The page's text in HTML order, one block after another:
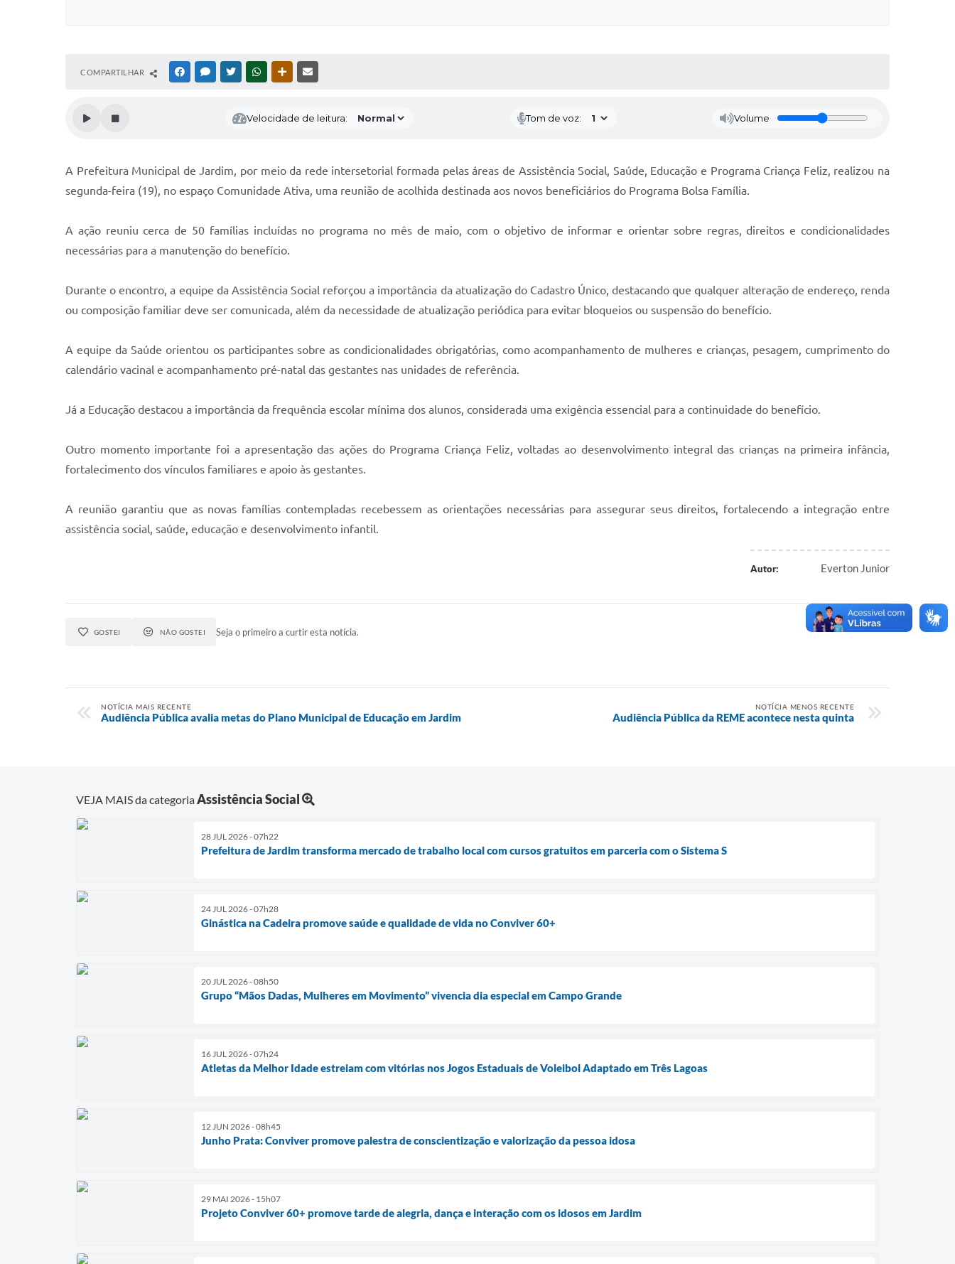
COMPARTILHAR FACEBOOKMESSENGER
TWITTERWHATSAPPOUTRAS MÍDIAS
Velocidade de leitura: Tom de voz: Volume
A Prefeitura Municipal de Jardim, por meio da rede intersetorial formada pelas áreas de Assistência Social, Saúde, Educação e Programa Criança Feliz, realizou na
segunda-feira (19), no espaço Comunidade Ativa, uma reunião de acolhida destinada aos novos beneficiários do Programa Bolsa Família.
A ação reuniu cerca de 50 famílias incluídas no programa no mês de maio, com o objetivo de informar e orientar sobre regras, direitos e condicionalidades
necessárias para a manutenção do benefício.
Durante o encontro, a equipe da Assistência Social reforçou a importância da atualização do Cadastro Único, destacando que qualquer alteração de endereço, renda
ou composição familiar deve ser comunicada, além da necessidade de atualização periódica para evitar bloqueios ou suspensão do benefício.
A equipe da Saúde orientou os participantes sobre as condicionalidades obrigatórias, como acompanhamento de mulheres e crianças, pesagem, cumprimento do
calendário vacinal e acompanhamento pré-natal das gestantes nas unidades de referência.
Já a Educação destacou a importância da frequência escolar mínima dos alunos, considerada uma exigência essencial para a continuidade do benefício.
Outro momento importante foi a apresentação das ações do Programa Criança Feliz, voltadas ao desenvolvimento integral das crianças na primeira infância,
fortalecimento dos vínculos familiares e apoio às gestantes.
A reunião garantiu que as novas famílias contempladas recebessem as orientações necessárias para assegurar seus direitos, fortalecendo a integração entre
assistência social, saúde, educação e desenvolvimento infantil.
Autor: Everton Junior
GOSTEI NÃO GOSTEI Seja o primeiro a curtir esta notícia.
NOTÍCIA MAIS RECENTE
Audiência Pública avalia metas do Plano Municipal de Educação em Jardim
NOTÍCIA MENOS RECENTE
Audiência Pública da REME acontece nesta quinta
VEJA MAIS da categoriaAssistência Social
28 JUL 2026 - 07h22
Prefeitura de Jardim transforma mercado de trabalho local com cursos gratuitos em parceria com o Sistema S
24 JUL 2026 - 07h28
Ginástica na Cadeira promove saúde e qualidade de vida no Conviver 60+
20 JUL 2026 - 08h50
Grupo “Mãos Dadas, Mulheres em Movimento” vivencia dia especial em Campo Grande
16 JUL 2026 - 07h24
Atletas da Melhor Idade estreiam com vitórias nos Jogos Estaduais de Voleibol Adaptado em Três Lagoas
12 JUN 2026 - 08h45
Junho Prata: Conviver promove palestra de conscientização e valorização da pessoa idosa
29 MAI 2026 - 15h07
Projeto Conviver 60+ promove tarde de alegria, dança e interação com os idosos em Jardim